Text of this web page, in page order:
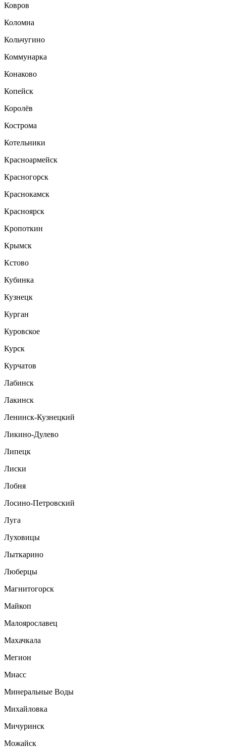
Ковров
Коломна
Кольчугино
Коммунарка
Конаково
Копейск
Королёв
Кострома
Котельники
Красноармейск
Красногорск
Краснокамск
Красноярск
Кропоткин
Крымск
Кстово
Кубинка
Кузнецк
Курган
Куровское
Курск
Курчатов
Лабинск
Лакинск
Ленинск-Кузнецкий
Ликино-Дулево
Липецк
Лиски
Лобня
Лосино-Петровский
Луга
Луховицы
Лыткарино
Люберцы
Магнитогорск
Майкоп
Малоярославец
Махачкала
Мегион
Миасс
Минеральные Воды
Михайловка
Мичуринск
Можайск